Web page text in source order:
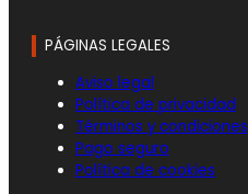
PÁGINAS LEGALES
Aviso legal
Política de privacidad
Términos y condiciones
Pago seguro
Política de cookies